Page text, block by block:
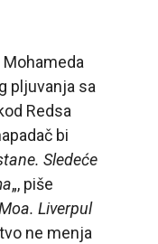
pljuvanja sa
Redsa
bi
Sledeće
„, piše
Liverpul
ne menja